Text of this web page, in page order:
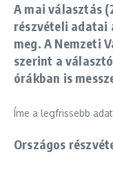
A mai választás
részvételi adatai
meg. A Nemzeti
szerint a
órákban is
Íme a legfrissebb
Országos